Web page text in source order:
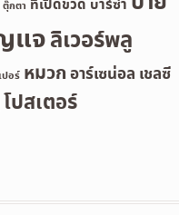
ตุ๊กตา ที่เปิดขวด บาร์ซ่า
แจลิเวอร์พลู
ปอร์ หมวก อาร์เซน่อล เชลซี
โปสเตอร์